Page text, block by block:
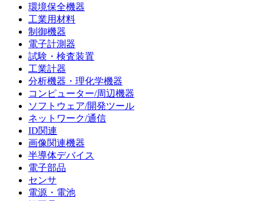
環境保全機器
工業用材料
制御機器
電子計測器
試験・検査装置
工業計器
分析機器・理化学機器
コンピューター/周辺機器
ソフトウェア/開発ツール
ネットワーク/通信
ID関連
画像関連機器
半導体デバイス
電子部品
センサ
電源・電池